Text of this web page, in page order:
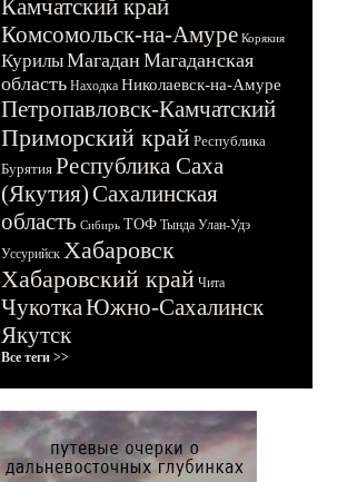
Камчатский край
Комсомольск-на-Амуре Корякия
КурилыМагадан Магаданская
область Находка Николаевск-на-Амуре
Петропавловск-Камчатский
Приморский край Республика
Бурятия Республика Саха
(Якутия)Сахалинская
область Сибирь ТОФ Тында Улан-Удэ
Уссурийск Хабаровск
Хабаровский край Чита
ЧукоткаЮжно-Сахалинск
Якутск
Все теги >>